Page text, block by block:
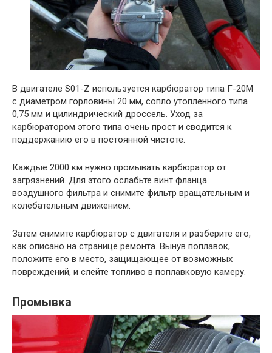
В двигателе S01-Z используется карбюратор типа Г-20М
с диаметром горловины 20 мм, сопло утопленного типа
0,75 мм и цилиндрический дроссель. Уход за
карбюратором этого типа очень прост и сводится к
поддержанию его в постоянной чистоте.
Каждые 2000 км нужно промывать карбюратор от
загрязнений. Для этого ослабьте винт фланца
воздушного фильтра и снимите фильтр вращательным и
колебательным движением.
Затем снимите карбюратор с двигателя и разберите его,
как описано на странице ремонта. Вынув поплавок,
положите его в место, защищающее от возможных
повреждений, и слейте топливо в поплавковую камеру.
Промывка